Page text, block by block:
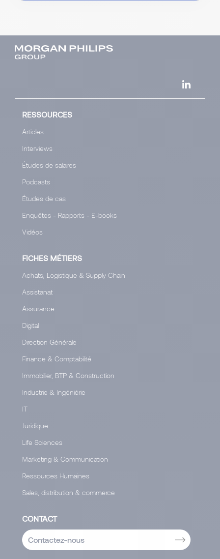
RESSOURCES
Articles
Interviews
Études de salaires
Podcasts
Études de cas
Enquêtes - Rapports - E-books
Vidéos
FICHES MÉTIERS
Achats, Logistique & Supply Chain
Assistanat
Assurance
Digital
Direction Générale
Finance & Comptabilité
Immobilier, BTP & Construction
Industrie & Ingéniérie
IT
Juridique
Life Sciences
Marketing & Communication
Ressources Humaines
Sales, distribution & commerce
CONTACT
Contactez-nous